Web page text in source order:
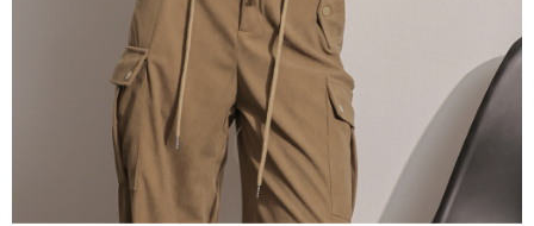
【Nota Penting】
1. Perkhidmatan ini disediakan oleh "Taiwan Mobile Co., Ltd." untuk
membolehkan pengguna membeli produk atau perkhidmatan melalui
perkhidmatan ini semasa transaksi, dan kedai akan menyerahkan hak
tuntutan harga jual/beli ansuran kepada syarikat ini untuk membayar bil
menggunakan bil syarikat ini.
2. Berdasarkan tujuan kontrak persetujuan pembayaran menggunakan
"Pembayaran Ansuran Gogo", kedai akan memberikan maklumat peribadi
anda (termasuk nama, telefon atau alamat) kepada Taiwan Mobile untuk
pengumpulan, pemprosesan dan penggunaan, untuk pengesahan,